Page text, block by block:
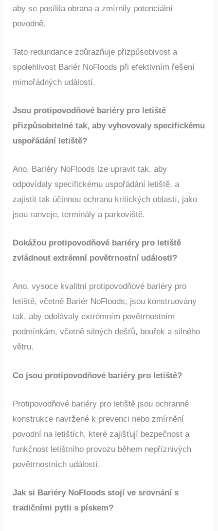
aby se posílila obrana a zmírnily potenciální
povodně.
Tato redundance zdůrazňuje přizpůsobivost a
spolehlivost Bariér NoFloods při efektivním řešení
mimořádných událostí.
Jsou protipovodňové bariéry pro letiště
přizpůsobitelné tak, aby vyhovovaly specifickému
uspořádání letiště?
Ano, Bariéry NoFloods lze upravit tak, aby
odpovídaly specifickému uspořádání letiště, a
zajistit tak účinnou ochranu kritických oblastí, jako
jsou ranveje, terminály a parkoviště.
Dokážou protipovodňové bariéry pro letiště
zvládnout extrémní povětrnostní události?
Ano, vysoce kvalitní protipovodňové bariéry pro
letiště, včetně Bariér NoFloods, jsou konstruovány
tak, aby odolávaly extrémním povětrnostním
podmínkám, včetně silných dešťů, bouřek a silného
větru.
Co jsou protipovodňové bariéry pro letiště?
Protipovodňové bariéry pro letiště jsou ochranné
konstrukce navržené k prevenci nebo zmírnění
povodní na letištích, které zajišťují bezpečnost a
funkčnost letištního provozu během nepříznivých
povětrnostních událostí.
Jak si Bariéry NoFloods stojí ve srovnání s
tradičními pytli s pískem?